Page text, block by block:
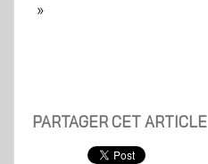
»
PARTAGER CET ARTICLE